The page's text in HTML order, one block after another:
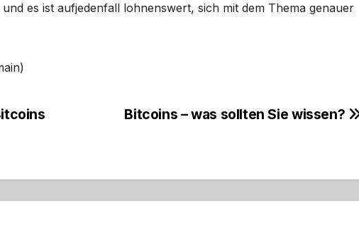
es ist aufjedenfall lohnenswert, sich mit dem Thema genauer
Bitcoins – was sollten Sie wissen?